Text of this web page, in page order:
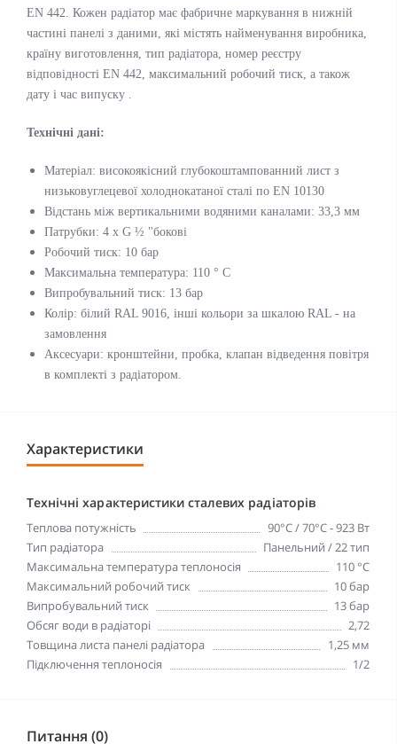
EN 442. Кожен радіатор має фабричне маркування в нижній
частині панелі з даними, які містять найменування виробника,
країну виготовлення, тип радіатора, номер реєстру
відповідності EN 442, максимальний робочий тиск, а також
дату і час випуску .
Технічні дані:
Матеріал: високоякісний глубокоштампованний лист з
низьковуглецевої холоднокатаної сталі по EN 10130
Відстань між вертикальними водяними каналами: 33,3 мм
Патрубки: 4 x G ½ "бокові
Робочий тиск: 10 бар
Максимальна температура: 110 ° C
Випробувальний тиск: 13 бар
Колір: білий RAL 9016, інші кольори за шкалою RAL - на
замовлення
Аксесуари: кронштейни, пробка, клапан відведення повітря
в комплекті з радіатором.
Характеристики
Технічні характеристики сталевих радіаторів
Теплова потужність
90°С / 70°С - 923 Вт
Тип радіатора
Панельний / 22 тип
Максимальна температура теплоносія
110 °С
Максимальний робочий тиск
10 бар
Випробувальний тиск
13 бар
Обсяг води в радіаторі
2,72
Товщина листа панелі радіатора
1,25 мм
Підключення теплоносія
1/2
Питання (0)